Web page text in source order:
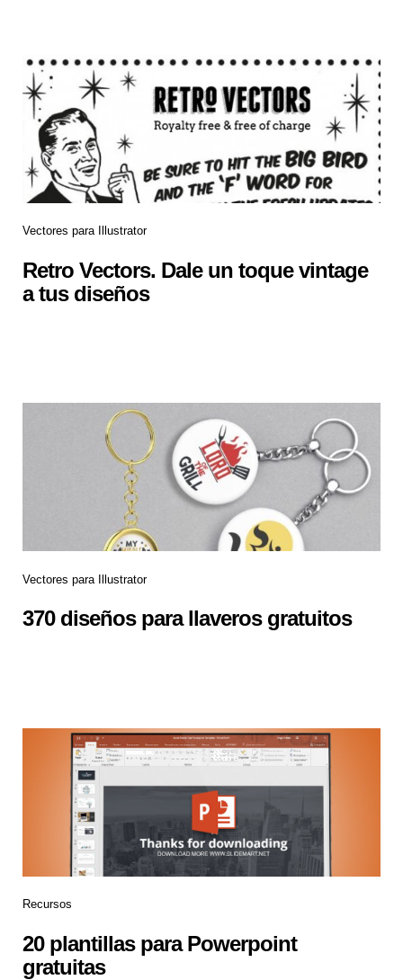
Vectores para Illustrator
Retro Vectors. Dale un toque vintage
a tus diseños
Vectores para Illustrator
370 diseños para llaveros gratuitos
Recursos
20 plantillas para Powerpoint
gratuitas